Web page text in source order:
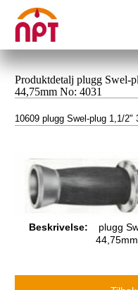
Produktdetalj plugg Swel-
44,75mm No: 4031
10609 plugg Swel-plug 1,1/2"
Beskrivelse:
plugg